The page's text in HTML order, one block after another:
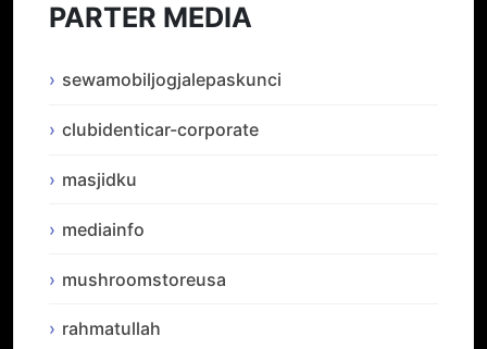
PARTER MEDIA
sewamobiljogjalepaskunci
clubidenticar-corporate
masjidku
mediainfo
mushroomstoreusa
rahmatullah